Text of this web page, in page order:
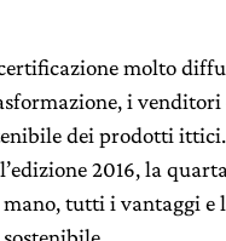
molto
i
dei prodotti
2016, la
tutti i vantaggi e